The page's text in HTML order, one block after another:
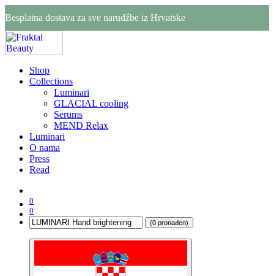
Besplatna dostava za sve narudžbe iz Hrvatske
Shop
Collections
Luminari
GLACIAL cooling
Serums
MEND Relax
Luminari
O nama
Press
Read
0
0
(0 pronađen)